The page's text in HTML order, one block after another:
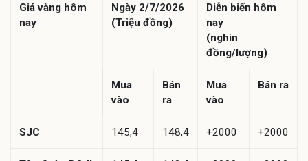
Giá vàng hôm
nay
Ngày 2/7/2026
(Triệu đồng)
Diễn biến hôm
nay
(nghìn
đồng/lượng)
Mua
vào
Bán
ra
Mua
vào
Bán ra
SJC 145,4 148,4 +2000 +2000